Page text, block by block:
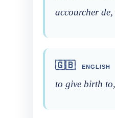
accourcher
🇬🇧 ENGLISH
to give birth